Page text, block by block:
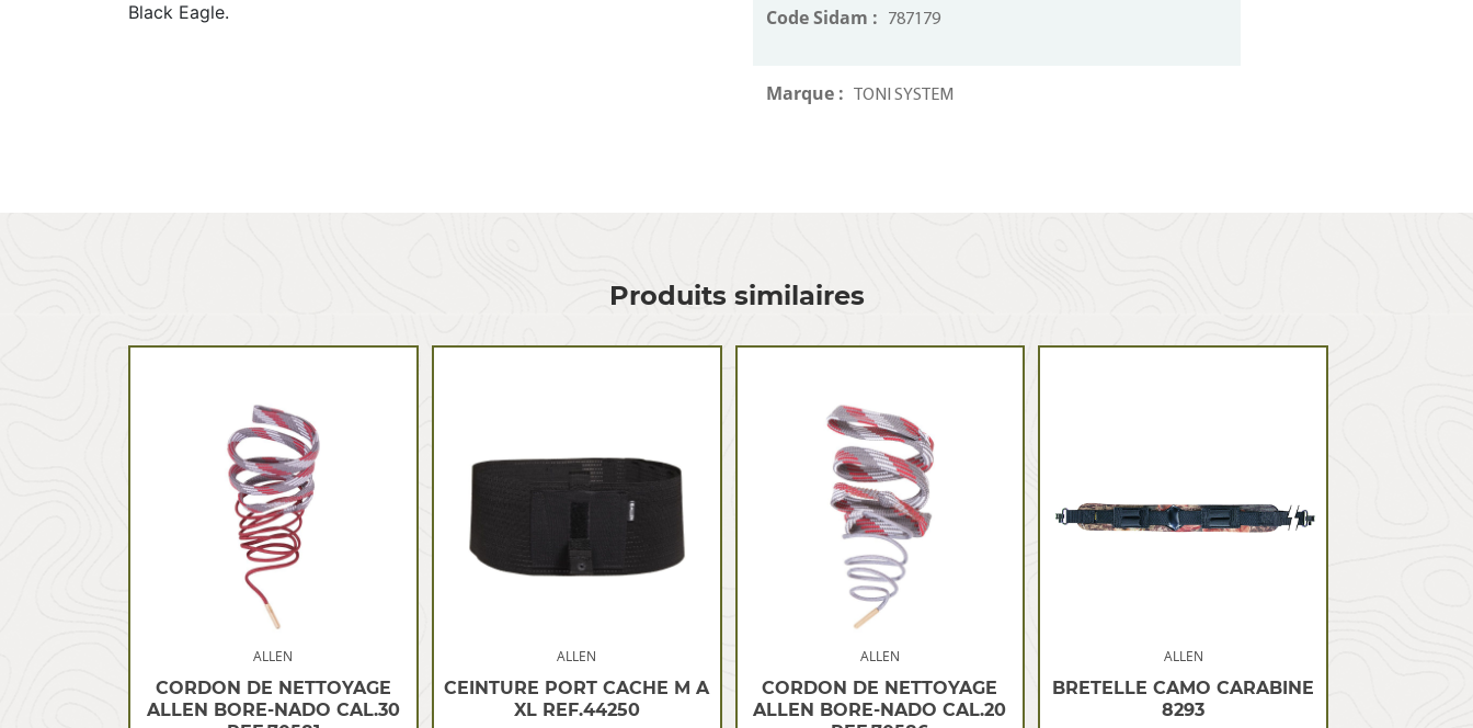
Black Eagle.
Code Sidam : 787179
Marque : TONI SYSTEM
Produits similaires
ALLEN
CORDON DE NETTOYAGE
ALLEN BORE-NADO CAL.30
ALLEN
CEINTURE PORT CACHE M A
XL REF.44250
ALLEN
CORDON DE NETTOYAGE
ALLEN BORE-NADO CAL.20
ALLEN
BRETELLE CAMO CARABINE
8293